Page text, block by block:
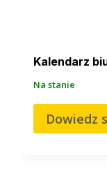
Kalendarz
Na stanie
Dowiedz